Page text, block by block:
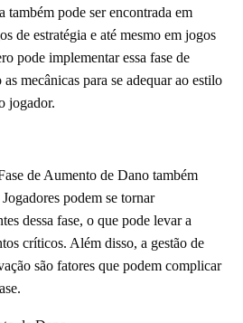
também pode ser encontrada em
de estratégia e até mesmo em jogos
pode implementar essa fase de
mecânicas para se adequar ao estilo
jogador.
de Aumento de Dano também
podem se tornar
dessa fase, o que pode levar a
críticos. Além disso, a gestão de
são fatores que podem complicar